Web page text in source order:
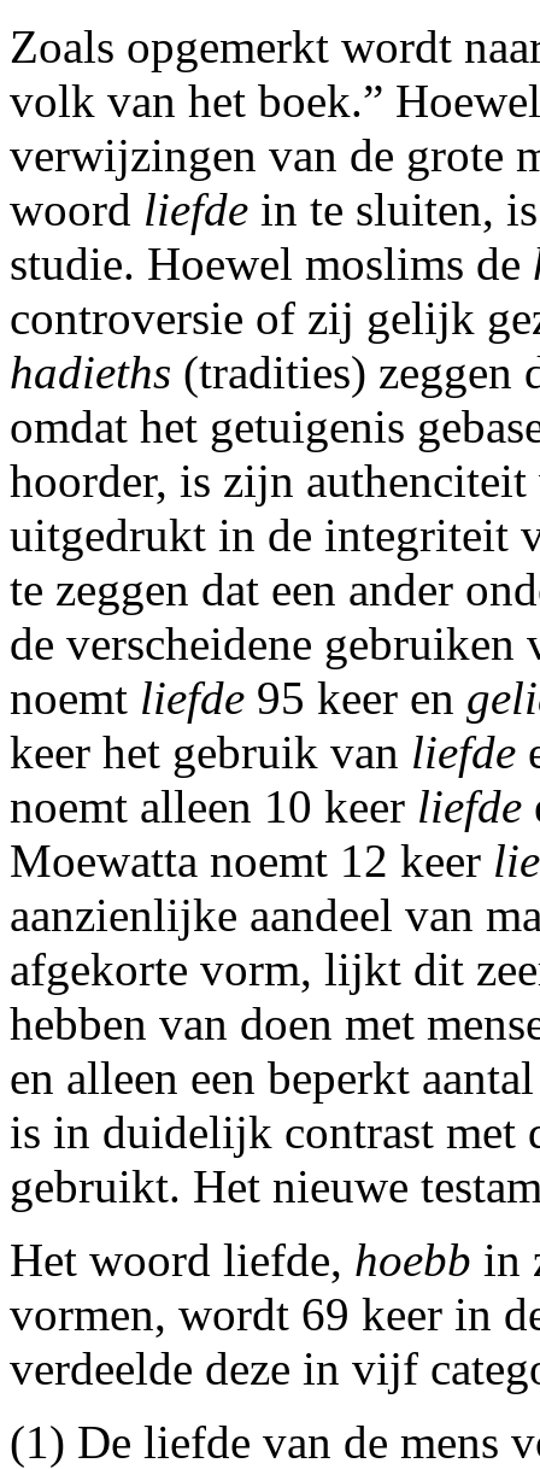
Zoals opgemerkt wordt
volk van het boek.”
verwijzingen van de grote
woord liefde in te sluiten,
studie. Hoewel moslims de
controversie of zij gelijk
hadieths (tradities) zeggen
omdat het getuigenis
hoorder, is zijn
uitgedrukt in de integriteit
te zeggen dat een ander
de verscheidene
noemt liefde 95 keer en
keer het gebruik van liefde
noemt alleen 10 keer liefde
Moewatta noemt 12 keer
aanzienlijke aandeel van
afgekorte vorm, lijkt dit
hebben van doen met
en alleen een beperkt
is in duidelijk contrast met
gebruikt. Het nieuwe
Het woord liefde, hoebb in
vormen, wordt 69 keer in
verdeelde deze in vijf
(1) De liefde van de mens